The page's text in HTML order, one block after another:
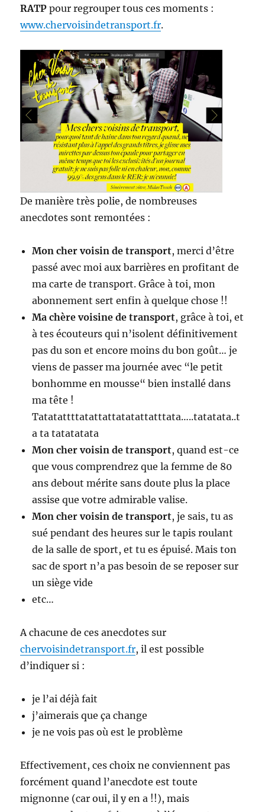
RATPpour regrouper tous ces moments :
www.chervoisindetransport.fr.
De manière très polie, de nombreuses
anecdotes sont remontées :
Mon cher voisin de transport, merci d’être
passé avec moi aux barrières en profitant de
ma carte de transport. Grâce à toi, mon
abonnement sert enfin à quelque chose !!
Ma chère voisine de transport, grâce à toi, et
à tes écouteurs qui n’isolent définitivement
pas du son et encore moins du bon goût… je
viens de passer ma journée avec “le petit
bonhomme en mousse“ bien installé dans
ma tête !
Tatatattttatattattatatattatttata…..tatatata..t
a ta tatatatata
Mon cher voisin de transport, quand est-ce
que vous comprendrez que la femme de 80
ans debout mérite sans doute plus la place
assise que votre admirable valise.
Mon cher voisin de transport, je sais, tu as
sué pendant des heures sur le tapis roulant
de la salle de sport, et tu es épuisé. Mais ton
sac de sport n’a pas besoin de se reposer sur
un siège vide
etc…
A chacune de ces anecdotes sur
chervoisindetransport.fr, il est possible
d’indiquer si :
je l’ai déjà fait
j’aimerais que ça change
je ne vois pas où est le problème
Effectivement, ces choix ne conviennent pas
forcément quand l’anecdote est toute
mignonne (car oui, il y en a !!), mais